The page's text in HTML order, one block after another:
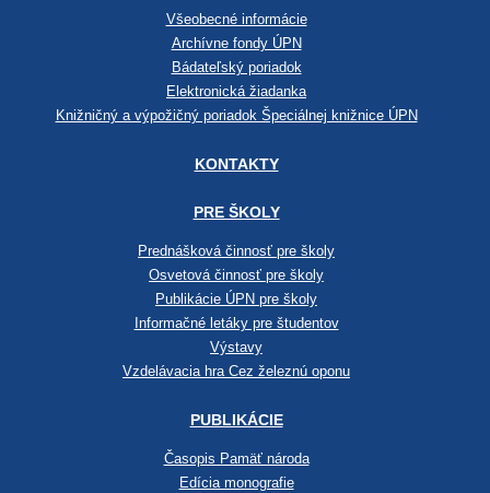
Všeobecné informácie
Archívne fondy ÚPN
Bádateľský poriadok
Elektronická žiadanka
Knižničný a výpožičný poriadok Špeciálnej knižnice ÚPN
KONTAKTY
PRE ŠKOLY
Prednášková činnosť pre školy
Osvetová činnosť pre školy
Publikácie ÚPN pre školy
Informačné letáky pre študentov
Výstavy
Vzdelávacia hra Cez železnú oponu
PUBLIKÁCIE
Časopis Pamäť národa
Edícia monografie